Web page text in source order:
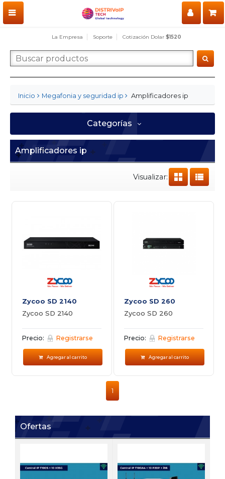
La Empresa Soporte Cotización Dolar $1520
Inicio Megafonia y seguridad ip Amplificadores ip
Categorías
Amplificadores ip
Visualizar:
Zycoo SD 2140
Zycoo SD 2140
Precio: Registrarse
Agregar al carrito
Zycoo SD 260
Zycoo SD 260
Precio: Registrarse
Agregar al carrito
1
Ofertas